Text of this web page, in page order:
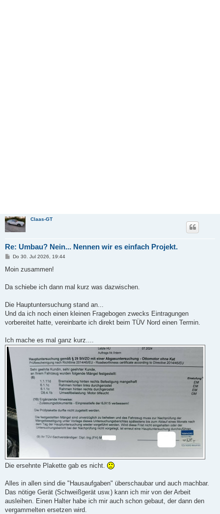
Claas-GT
Re: Umbau? Nein... Nennen wir es einfach Projekt.
B
i
a
Do 30. Jul 2026, 19:44
Moin zusammen!
Da schiebe ich dann mal kurz was dazwischen.
Die Hauptuntersuchung stand an...
Und da ich noch einen kleinen Fragebogen zwecks Eintragungen
vorbereitet hatte, vereinbarte ich direkt beim TÜV Nord einen Termin.
Ich mache es mal ganz kurz....
Die ersehnte Plakette gab es nicht.
Alles in allen sind die "Hausaufgaben" überschaubar und auch machbar.
Das nötige Gerät (Schweißgerät usw.) kann ich mir von der Arbeit
ausleihen. Einen Halter habe ich mir auch schon gebaut, der dann den
vergammelten ersetzen wird.